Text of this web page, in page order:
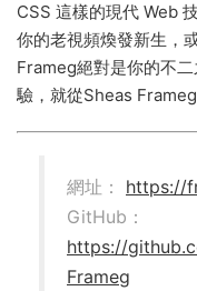
CSS 這樣的現代 Web
你的老視頻煥發新生，
Frameg絕對是你的不
驗，就從Sheas Frameg
網址： https://
GitHub：
https://
Frameg